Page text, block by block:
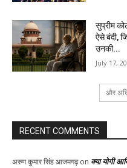
सुप्रीम
ऐसे बंदी,
उनकी...
July 17,
और
RECENT COMMENTS
अरुण कुमार सिंह आजमगढ़on क्या योगी